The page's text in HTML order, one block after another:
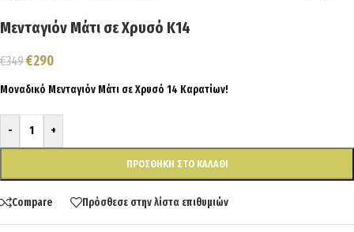
Μενταγιόν Μάτι σε Χρυσό Κ14
€349€290
Μοναδικό Μενταγιόν Μάτι σε Χρυσό 14 Καρατίων!
- +
ΠΡΟΣΘΉΚΗ ΣΤΟ ΚΑΛΆΘΙ
Compare Πρόσθεσε στην λίστα επιθυμιών